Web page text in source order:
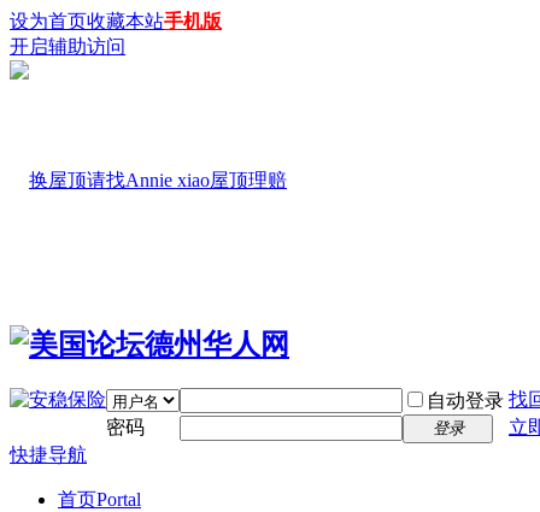
设为首页收藏本站手机版
开启辅助访问
自动登录 找
密码
登录
立
快捷导航
首页Portal